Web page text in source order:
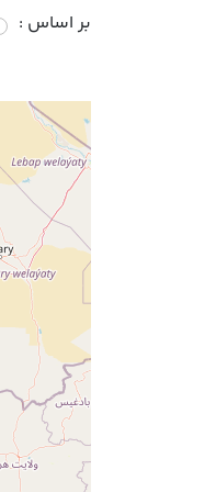
بر اساس :